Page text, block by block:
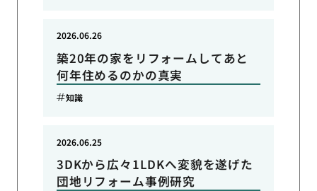
築20年の家をリフォームしてあと
何年住めるのかの真実
2026.06.26
知識
3DKから広々1LDKへ変貌を遂げた
団地リフォーム事例研究
2026.06.25